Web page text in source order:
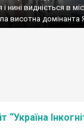
нині видніється в
висотна домінанта
“Україна